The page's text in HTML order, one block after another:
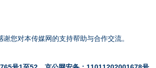
您对本传媒网的支持帮助与合作交流。
新中国诞生的见证